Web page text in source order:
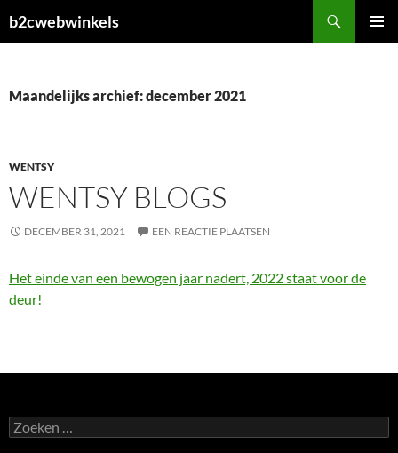
naar
b2cwebwinkels
Maandelijks archief: december 2021
WENTSY
WENTSY BLOGS
DECEMBER 31, 2021 EEN REACTIE PLAATSEN
Het einde van een bewogen jaar nadert, 2022 staat voor de
deur!
Zoeken
naar: